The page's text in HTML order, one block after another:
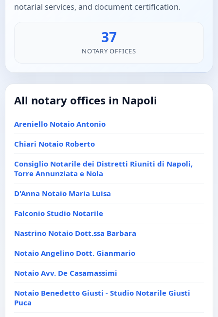
notarial services, and document certification.
37
NOTARY OFFICES
All notary offices in Napoli
Areniello Notaio Antonio
Chiari Notaio Roberto
Consiglio Notarile dei Distretti Riuniti di Napoli,
Torre Annunziata e Nola
D'Anna Notaio Maria Luisa
Falconio Studio Notarile
Nastrino Notaio Dott.ssa Barbara
Notaio Angelino Dott. Gianmario
Notaio Avv. De Casamassimi
Notaio Benedetto Giusti - Studio Notarile Giusti
Puca